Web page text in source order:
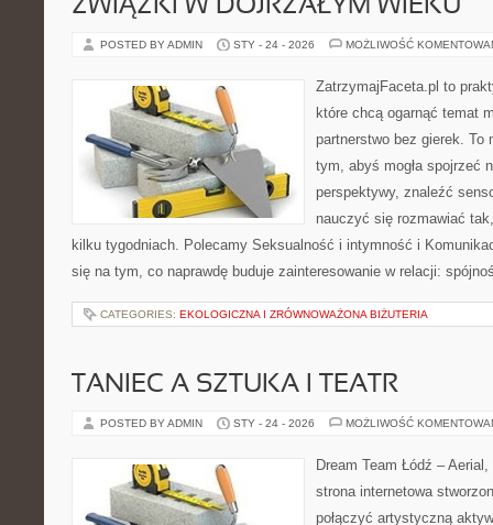
ZWIĄZKI W DOJRZAŁYM WIEKU
POSTED BY ADMIN STY - 24 - 2026 MOŻLIWOŚĆ
ZatrzymajFaceta.pl to
które chcą ogarnąć temat
partnerstwo bez gierek. To
tym, abyś mogła spojrzeć
perspektywy, znaleźć
nauczyć się rozmawiać
kilku tygodniach. Polecamy Seksualność i intymność i
się na tym, co naprawdę buduje zainteresowanie w relacji:
CATEGORIES: EKOLOGICZNA I ZRÓWNOWAŻONA BIŻUTERIA
TANIEC A SZTUKA I TEATR
POSTED BY ADMIN STY - 24 - 2026 MOŻLIWOŚĆ
Dream Team Łódź –
strona internetowa
połączyć artystyczną